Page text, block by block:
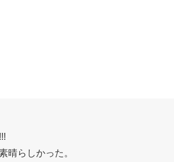
晴らしかった。